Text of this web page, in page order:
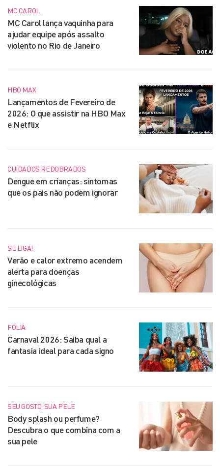
MC CAROL
MC Carol lança vaquinha para
ajudar equipe após assalto
violento no Rio de Janeiro
HBO MAX
Lançamentos de Fevereiro de
2026: O que assistir na HBO Max
e Netflix
CUIDADOS REDOBRADOS
Dengue em crianças: sintomas
que os pais não podem ignorar
SE LIGA!
Verão e calor extremo acendem
alerta para doenças
ginecológicas
FOLIA
Carnaval 2026: Saiba qual a
fantasia ideal para cada signo
SEU GOSTO, SUA PELE
Body splash ou perfume?
Descubra o que combina com a
sua pele